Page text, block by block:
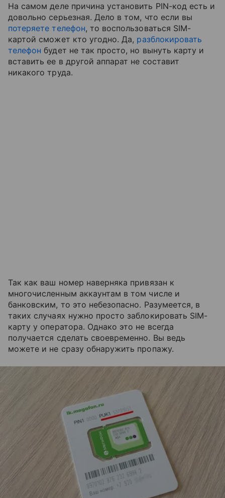
На самом деле причина установить PIN-код есть и
довольно серьезная. Дело в том, что если вы
потеряете телефон, то воспользоваться SIM-
картой сможет кто угодно. Да, разблокировать
телефон будет не так просто, но вынуть карту и
вставить ее в другой аппарат не составит
никакого труда.
Так как ваш номер наверняка привязан к
многочисленным аккаунтам в том числе и
банковским, то это небезопасно. Разумеется, в
таких случаях нужно просто заблокировать SIM-
карту у оператора. Однако это не всегда
получается сделать своевременно. Вы ведь
можете и не сразу обнаружить пропажу.